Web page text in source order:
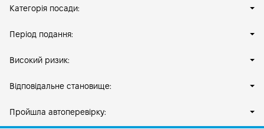
Категорія посади:
Період подання:
Високий ризик:
Відповідальне становище:
Пройшла автоперевірку: